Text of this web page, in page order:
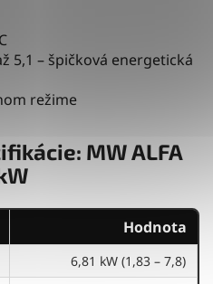
až 5,1 – špičková energetická
režime
MW ALFA
Hodnota
6,81 kW (1,83 – 7,8)